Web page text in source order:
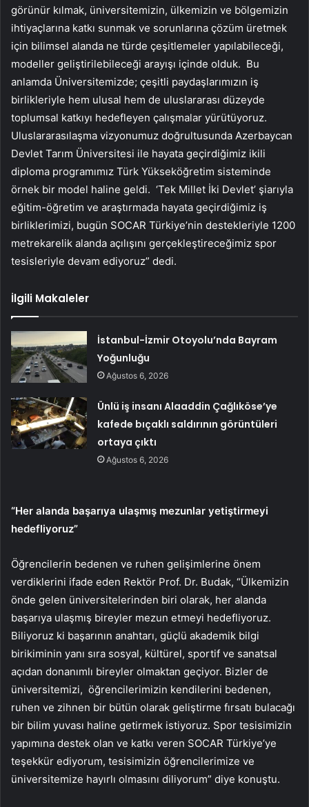
görünür kılmak, üniversitemizin, ülkemizin ve bölgemizin
ihtiyaçlarına katkı sunmak ve sorunlarına çözüm üretmek
için bilimsel alanda ne türde çeşitlemeler yapılabileceği,
modeller geliştirilebileceği arayışı içinde olduk. Bu
anlamda Üniversitemizde; çeşitli paydaşlarımızın iş
birlikleriyle hem ulusal hem de uluslararası düzeyde
toplumsal katkıyı hedefleyen çalışmalar yürütüyoruz.
Uluslararasılaşma vizyonumuz doğrultusunda Azerbaycan
Devlet Tarım Üniversitesi ile hayata geçirdiğimiz ikili
diploma programımız Türk Yükseköğretim sisteminde
örnek bir model haline geldi. ‘Tek Millet İki Devlet’ şiarıyla
eğitim-öğretim ve araştırmada hayata geçirdiğimiz iş
birliklerimizi, bugün SOCAR Türkiye’nin destekleriyle 1200
metrekarelik alanda açılışını gerçekleştireceğimiz spor
tesisleriyle devam ediyoruz” dedi.
İlgili Makaleler
İstanbul-İzmir Otoyolu’nda Bayram
Yoğunluğu
Ağustos 6, 2026
Ünlü iş insanı Alaaddin Çağlıköse’ye
kafede bıçaklı saldırının görüntüleri
ortaya çıktı
Ağustos 6, 2026
“Her alanda başarıya ulaşmış mezunlar yetiştirmeyi
hedefliyoruz”
Öğrencilerin bedenen ve ruhen gelişimlerine önem
verdiklerini ifade eden Rektör Prof. Dr. Budak, “Ülkemizin
önde gelen üniversitelerinden biri olarak, her alanda
başarıya ulaşmış bireyler mezun etmeyi hedefliyoruz.
Biliyoruz ki başarının anahtarı, güçlü akademik bilgi
birikiminin yanı sıra sosyal, kültürel, sportif ve sanatsal
açıdan donanımlı bireyler olmaktan geçiyor. Bizler de
üniversitemizi, öğrencilerimizin kendilerini bedenen,
ruhen ve zihnen bir bütün olarak geliştirme fırsatı bulacağı
bir bilim yuvası haline getirmek istiyoruz. Spor tesisimizin
yapımına destek olan ve katkı veren SOCAR Türkiye’ye
teşekkür ediyorum, tesisimizin öğrencilerimize ve
üniversitemize hayırlı olmasını diliyorum” diye konuştu.